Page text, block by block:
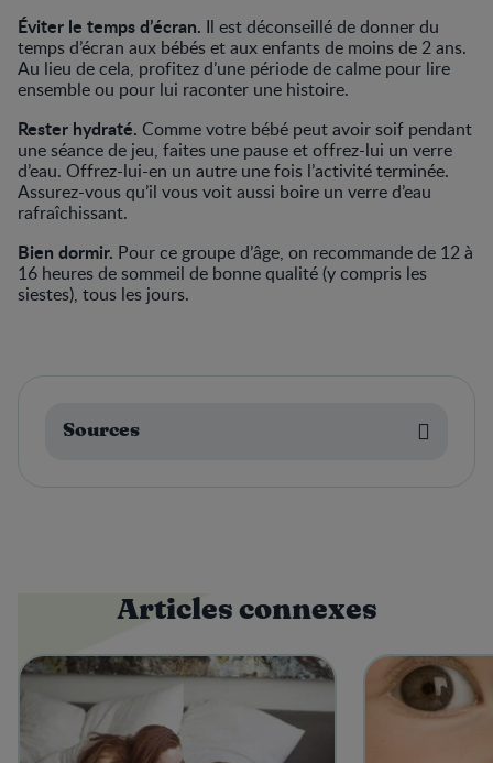
Éviter le temps d’écran. Il est déconseillé de donner du
temps d’écran aux bébés et aux enfants de moins de 2 ans.
Au lieu de cela, profitez d’une période de calme pour lire
ensemble ou pour lui raconter une histoire.
Rester hydraté. Comme votre bébé peut avoir soif pendant
une séance de jeu, faites une pause et offrez-lui un verre
d’eau. Offrez-lui-en un autre une fois l’activité terminée.
Assurez-vous qu’il vous voit aussi boire un verre d’eau
rafraîchissant.
Bien dormir. Pour ce groupe d’âge, on recommande de 12 à
16 heures de sommeil de bonne qualité (y compris les
siestes), tous les jours.
Sources
Articles connexes